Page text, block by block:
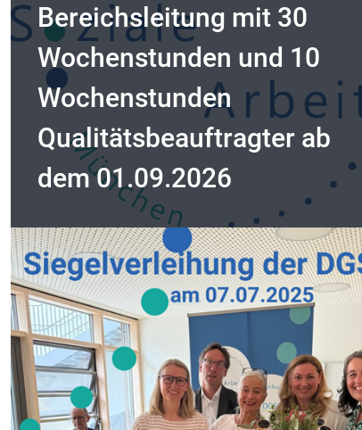
Bereichsleitung mit 30
Wochenstunden und 10
Wochenstunden
Qualitätsbeauftragter ab
dem 01.09.2026